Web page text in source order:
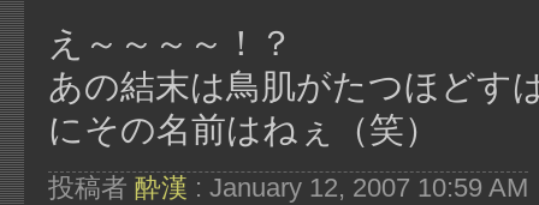
え～～～～！？
あの結末は鳥肌がたつほどす
にその名前はねぇ（笑）
投稿者 酔漢 : January 12, 2007 10:59 AM